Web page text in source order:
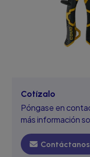
Cotízalo
Póngase en
más información
Contáctanos